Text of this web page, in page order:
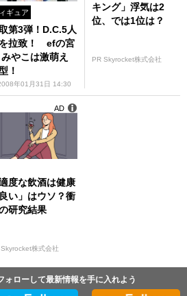
ギュア
第3弾！D.C.5人
拉致！ efの宮
やこは激萌え
！
年01月31日 14:30
キング」浮気は2
位、では1位は？
PR Skyrocket株式会社
適度な飲酒は健康
い」はウソ？衝
研究結果
株式会社
AD
ォローして最新情報を手に入れよう